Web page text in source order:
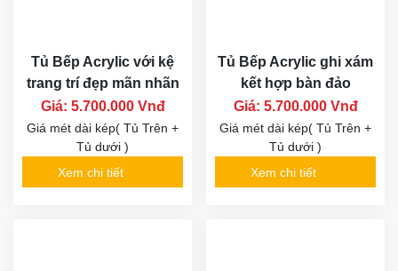
Tủ Bếp Acrylic với kệ
trang trí đẹp mãn nhãn
Giá: 5.700.000 Vnđ
Giá mét dài kép( Tủ Trên +
Tủ dưới )
Xem chi tiết
Tủ Bếp Acrylic ghi xám
kết hợp bàn đảo
Giá: 5.700.000 Vnđ
Giá mét dài kép( Tủ Trên +
Tủ dưới )
Xem chi tiết